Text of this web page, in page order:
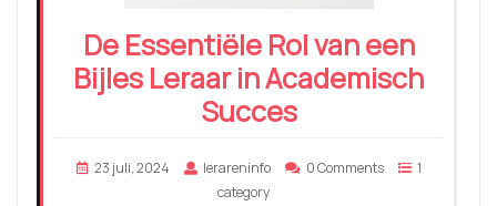
De Essentiële Rol van een
Bijles Leraar in Academisch
Succes
23 juli, 2024 lerareninfo 0 Comments
1
category